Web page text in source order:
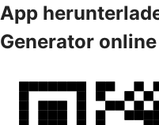
App
Generator